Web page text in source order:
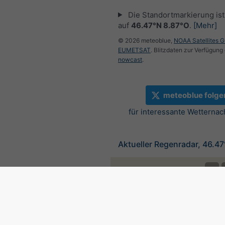
Die Standortmarkierung
auf 46.47°N 8.87°O. [Mehr]
© 2026 meteoblue, NOAA Satellites
EUMETSAT. Blitzdaten zur
nowcast.
meteoblue
für interessante
Aktueller Regenradar,